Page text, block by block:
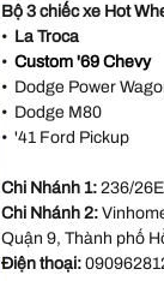
Bộ 3 chiếc xe Hot
• La Troca
• Custom '69 Chevy
• Dodge Power
• Dodge M80
• '41 Ford Pickup
Chi Nhánh 1: 236/
Chi Nhánh 2:
Quận 9, Thành phố
Điện thoại: